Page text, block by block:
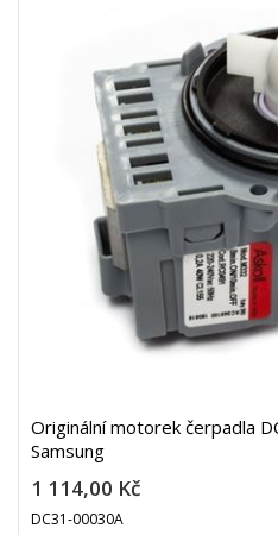
Originální motorek čerpadla
Samsung
1 114,00 Kč
DC31-00030A